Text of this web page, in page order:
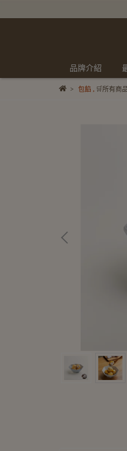
品牌介紹
包餡 🛒所有商